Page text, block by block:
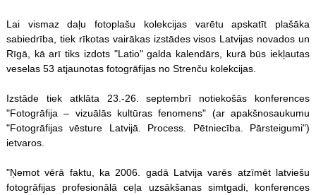
Lai vismaz daļu fotoplašu kolekcijas varētu apskatīt plašāka
sabiedrība, tiek rīkotas vairākas izstādes visos Latvijas novados un
Rīgā, kā arī tiks izdots "Latio" galda kalendārs, kurā būs iekļautas
veselas 53 atjaunotas fotogrāfijas no Strenču kolekcijas.
Izstāde tiek atklāta 23.-26. septembrī notiekošās konferences
"Fotogrāfija – vizuālās kultūras fenomens" (ar apakšnosaukumu
"Fotogrāfijas vēsture Latvijā. Process. Pētniecība. Pārsteigumi")
ietvaros.
"Ņemot vērā faktu, ka 2006. gadā Latvija varēs atzīmēt latviešu
fotogrāfijas profesionālā ceļa uzsākšanas simtgadi, konferences